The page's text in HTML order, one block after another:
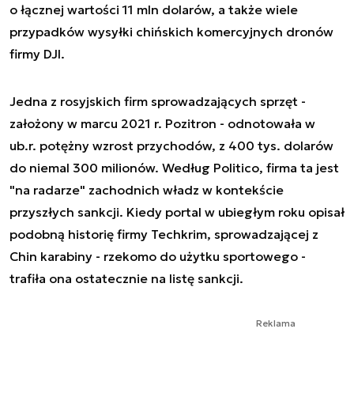
o łącznej wartości 11 mln dolarów, a także wiele
przypadków wysyłki chińskich komercyjnych dronów
firmy DJI.
Jedna z rosyjskich firm sprowadzających sprzęt -
założony w marcu 2021 r. Pozitron - odnotowała w
ub.r. potężny wzrost przychodów, z 400 tys. dolarów
do niemal 300 milionów. Według Politico, firma ta jest
"na radarze" zachodnich władz w kontekście
przyszłych sankcji. Kiedy portal w ubiegłym roku opisał
podobną historię firmy Techkrim, sprowadzającej z
Chin karabiny - rzekomo do użytku sportowego -
trafiła ona ostatecznie na listę sankcji.
Reklama